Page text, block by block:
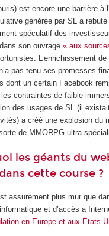
est encore une barrière à
générée par SL a
spéculatif des
son ouvrage « aux
L’enrichissement
pas tenu ses promesses
dont un certain Facebook
contraintes de faible
des usages de SL (il
a créé une explosion du
de MMORPG ultra
les géants du
cette course ?
assurément plus mur que
et d’accès a
en Europe et aux États-